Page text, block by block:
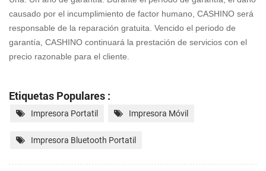
causado por el incumplimiento de factor humano, CASHINO será
responsable de la reparación gratuita. Vencido el periodo de
garantía, CASHINO continuará la prestación de servicios con el
precio razonable para el cliente.
Etiquetas Populares :
Impresora Portatil Impresora Móvil
Impresora Bluetooth Portatil